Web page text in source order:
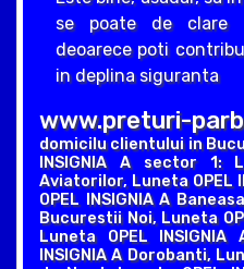
se poate de clare
deoarece poti
in deplina siguranta
www.preturi-
domicilu clientului in
INSIGNIA A sector 1:
Aviatorilor, Luneta OPEL
OPEL INSIGNIA A
Bucurestii Noi, Luneta
Luneta OPEL
INSIGNIA A Dorobanti,